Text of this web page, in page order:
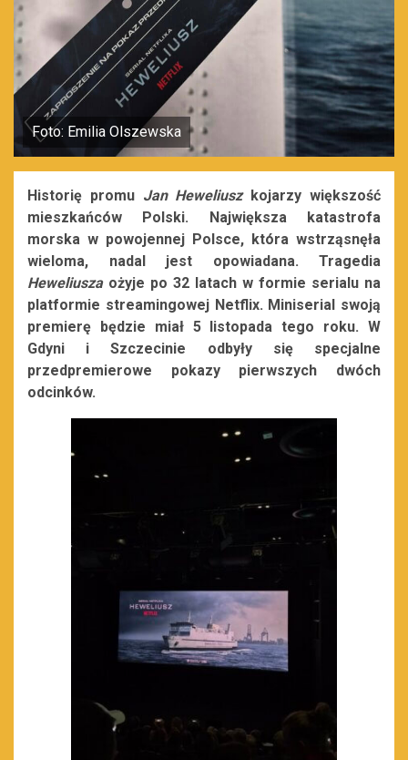
Foto: Emilia Olszewska
Historię promu Jan Heweliuszkojarzy większość
mieszkańców Polski. Największa katastrofa
morska w powojennej Polsce, która wstrząsnęła
wieloma, nadal jest opowiadana. Tragedia
Heweliuszaożyje po 32 latach w formie serialu na
platformie streamingowej Netflix. Miniserial swoją
premierę będzie miał 5 listopada tego roku. W
Gdyni i Szczecinie odbyły się specjalne
przedpremierowe pokazy pierwszych dwóch
odcinków.